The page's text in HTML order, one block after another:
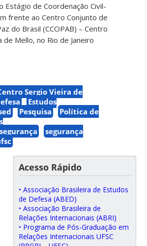
Estágio de Coordenação Civil-
frente ao Centro Conjunto de
do Brasil (CCOPAB) – Centro
de Mello, no Rio de Janeiro
Sergio Vieira de
Estudos
Pesquisa
Política de
segurança
segurança
Acesso Rápido
• Associação Brasileira de Estudos
de Defesa (ABED)
• Associação Brasileira de
Relações Internacionais (ABRI)
• Programa de Pós-Graduação em
Relações Internacionais UFSC